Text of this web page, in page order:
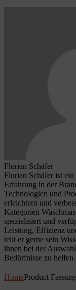
Florian Schäfer
Florian Schäfer ist
Erfahrung in der
Technologien und
erleichtern und
Kategorien
spezialisiert und
Leistung, Effizienz
teilt er gerne sein
ihnen bei der
Bedürfnisse zu helfen.
HomeProduct